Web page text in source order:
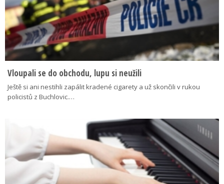
Vloupali se do obchodu, lupu si neužili
Ještě si ani nestihli zapálit kradené cigarety a už skončili v rukou
policistů z Buchlovic.…